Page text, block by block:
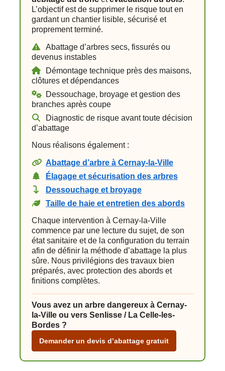
L’objectif est de supprimer le risque tout en
gardant un chantier lisible, sécurisé et
proprement terminé.
Abattage d’arbres secs, fissurés ou
devenus instables
Démontage technique près des maisons,
clôtures et dépendances
Dessouchage, broyage et gestion des
branches après coupe
Diagnostic de risque avant toute décision
d’abattage
Nous réalisons également :
Abattage d’arbre à Cernay-la-Ville
Élagage et sécurisation des arbres
Dessouchage et broyage
Taille de haie et entretien des abords
Chaque intervention à Cernay-la-Ville
commence par une lecture du sujet, de son
état sanitaire et de la configuration du terrain
afin de définir la méthode d’abattage la plus
sûre. Nous privilégions des travaux bien
préparés, avec protection des abords et
finitions complètes.
Vous avez un arbre dangereux à Cernay-
la-Ville ou vers Senlisse / La Celle-les-
Bordes ?
Demander un devis d’abattage gratuit